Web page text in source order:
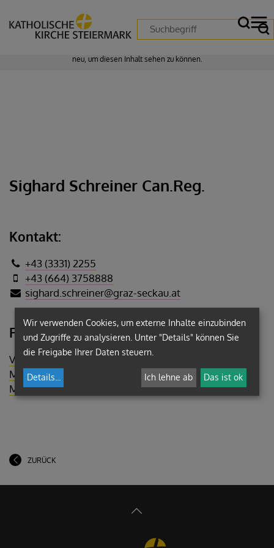
Zustimmung erforderlich!
neu, um diesen Inhalt sehen zu können.
Sighard Schreiner Can.Reg.
Kontakt:
+43 (3331) 2255
+43 (664) 3758888
sighard.schreiner@graz-seckau.at
Funktion/en:
Vikar, Pfarre Festenburg
Mitglied, Stift Vorau
Mitglied, Augustiner-Chorherren
ZURÜCK
Wir verwenden Cookies, um externe Inhalte einzubinden
und Zugriffe zu analysieren. Unter "Details" können Sie
die Freigabe Ihrer Daten steuern.
Details Ich lehne ab Das ist ok